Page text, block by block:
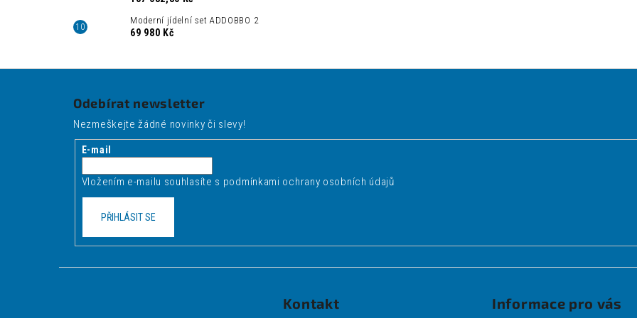
Moderní jídelní set ADDOBBO 2
69 980 Kč
Odebírat newsletter
Nezmeškejte žádné novinky či slevy!
E-mail
Vložením e-mailu souhlasíte s podmínkami ochrany osobních údajů
PŘIHLÁSIT SE
Kontakt Informace pro vás